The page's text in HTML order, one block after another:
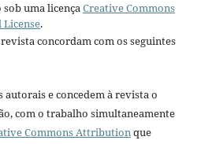
uma licençaCreative Commons
.
concordam com os seguintes
e concedem à revista o
com o trabalho simultaneamente
Commons Attributionque